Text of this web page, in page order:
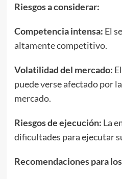
Riesgos a considerar:
Competencia intensa: El
altamente competitivo.
Volatilidad del mercado:
puede verse afectado por
mercado.
Riesgos de ejecución: La
dificultades para ejecutar
Recomendaciones para los